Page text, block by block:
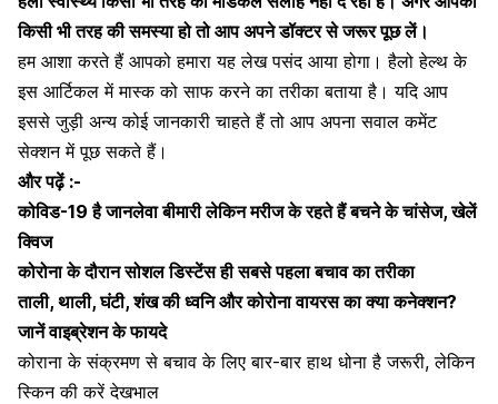
किसी भी तरह की समस्या हो तो आप अपने डॉक्टर से जरूर पूछ लें।
हम आशा करते हैं आपको हमारा यह लेख पसंद आया होगा। हैलो हेल्थ के
इस आर्टिकल में मास्क को साफ करने का तरीका बताया है। यदि आप
इससे जुड़ी अन्य कोई जानकारी चाहते हैं तो आप अपना सवाल कमेंट
सेक्शन में पूछ सकते हैं।
और पढ़ें :-
कोविड-19 है जानलेवा बीमारी लेकिन मरीज के रहते हैं बचने के चांसेज, खेलें
क्विज
कोरोना के दौरान सोशल डिस्टेंस ही सबसे पहला बचाव का तरीका
ताली, थाली, घंटी, शंख की ध्वनि और कोरोना वायरस का क्या कनेक्शन?
जानें वाइब्रेशन के फायदे
कोराना के संक्रमण से बचाव के लिए बार-बार हाथ धोना है जरूरी, लेकिन
स्किन की करें देखभाल